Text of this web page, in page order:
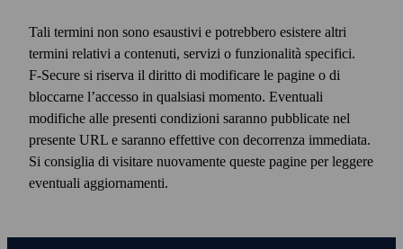
Tali termini non sono esaustivi e potrebbero esistere altri
termini relativi a contenuti, servizi o funzionalità specifici.
F‑Secure si riserva il diritto di modificare le pagine o di
bloccarne l’accesso in qualsiasi momento. Eventuali
modifiche alle presenti condizioni saranno pubblicate nel
presente URL e saranno effettive con decorrenza immediata.
Si consiglia di visitare nuovamente queste pagine per leggere
eventuali aggiornamenti.